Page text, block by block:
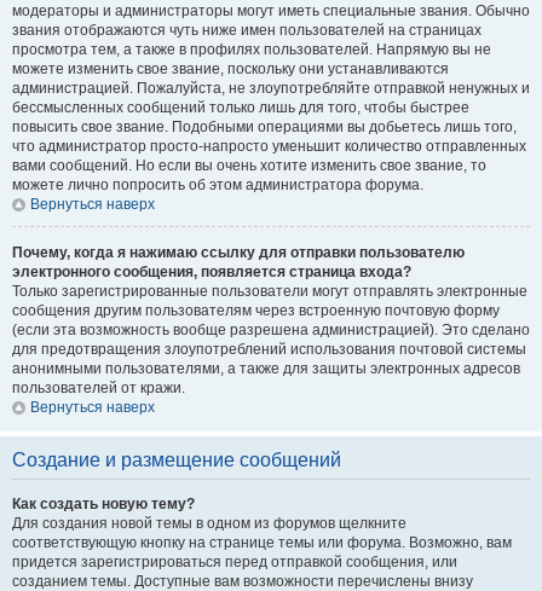
модераторы и администраторы могут иметь специальные звания. Обычно
звания отображаются чуть ниже имен пользователей на страницах
просмотра тем, а также в профилях пользователей. Напрямую вы не
можете изменить свое звание, поскольку они устанавливаются
администрацией. Пожалуйста, не злоупотребляйте отправкой ненужных и
бессмысленных сообщений только лишь для того, чтобы быстрее
повысить свое звание. Подобными операциями вы добьетесь лишь того,
что администратор просто-напросто уменьшит количество отправленных
вами сообщений. Но если вы очень хотите изменить свое звание, то
можете лично попросить об этом администратора форума.
Вернуться наверх
Почему, когда я нажимаю ссылку для отправки пользователю
электронного сообщения, появляется страница входа?
Только зарегистрированные пользователи могут отправлять электронные
сообщения другим пользователям через встроенную почтовую форму
(если эта возможность вообще разрешена администрацией). Это сделано
для предотвращения злоупотреблений использования почтовой системы
анонимными пользователями, а также для защиты электронных адресов
пользователей от кражи.
Вернуться наверх
Создание и размещение сообщений
Как создать новую тему?
Для создания новой темы в одном из форумов щелкните
соответствующую кнопку на странице темы или форума. Возможно, вам
придется зарегистрироваться перед отправкой сообщения, или
созданием темы. Доступные вам возможности перечислены внизу